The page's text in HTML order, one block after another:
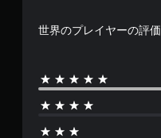
世界のプレイヤーの評価